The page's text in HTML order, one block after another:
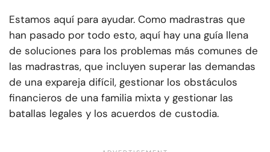
Estamos aquí para ayudar. Como madrastras que
han pasado por todo esto, aquí hay una guía llena
de soluciones para los problemas más comunes de
las madrastras, que incluyen superar las demandas
de una expareja difícil, gestionar los obstáculos
financieros de una familia mixta y gestionar las
batallas legales y los acuerdos de custodia.